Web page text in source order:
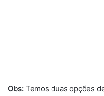
Obs: Temos duas opções